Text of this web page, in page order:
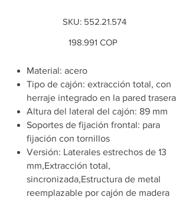
SKU: SKU
552.21.574
552.21.574
Precio
198.991 COP
Material: acero
Tipo de cajón: extracción total, con
herraje integrado en la pared trasera
Altura del lateral del cajón: 89 mm
Soportes de fijación frontal: para
fijación con tornillos
Versión: Laterales estrechos de 13
mm,Extracción total,
sincronizada,Estructura de metal
reemplazable por cajón de madera